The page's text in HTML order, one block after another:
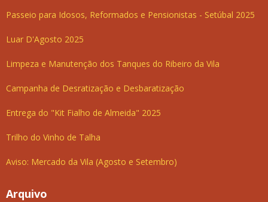
Passeio para Idosos, Reformados e Pensionistas - Setúbal 2025
Luar D'Agosto 2025
Limpeza e Manutenção dos Tanques do Ribeiro da Vila
Campanha de Desratização e Desbaratização
Entrega do "Kit Fialho de Almeida" 2025
Trilho do Vinho de Talha
Aviso: Mercado da Vila (Agosto e Setembro)
Arquivo